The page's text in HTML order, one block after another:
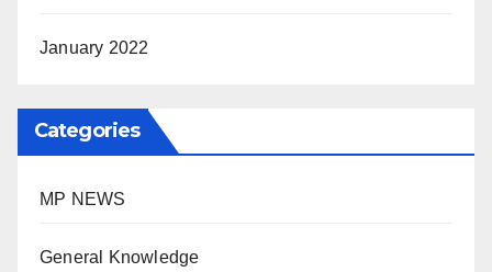
January 2022
Categories
MP NEWS
General Knowledge